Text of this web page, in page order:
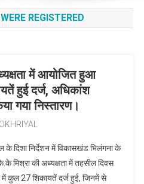
REGISTERED
में आयोजित हुआ
हुई दर्ज, अधिकांश
गया निस्तारण।
के दिशा निर्देशन में विकासखंड भिलंगना के
मिश्रा की अध्यक्षता में तहसील दिवस
कुल 27 शिकायतें दर्ज हुई, जिनमें से